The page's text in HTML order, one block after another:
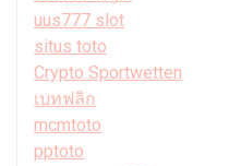
uus777 slot
situs toto
Crypto Sportwetten
เบทฟลิก
mcmtoto
pptoto